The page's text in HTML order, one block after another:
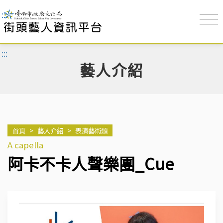
:::
:::
藝人介紹
首頁 > 藝人介紹 > 表演藝術類
A capella
阿卡不卡人聲樂團_Cue